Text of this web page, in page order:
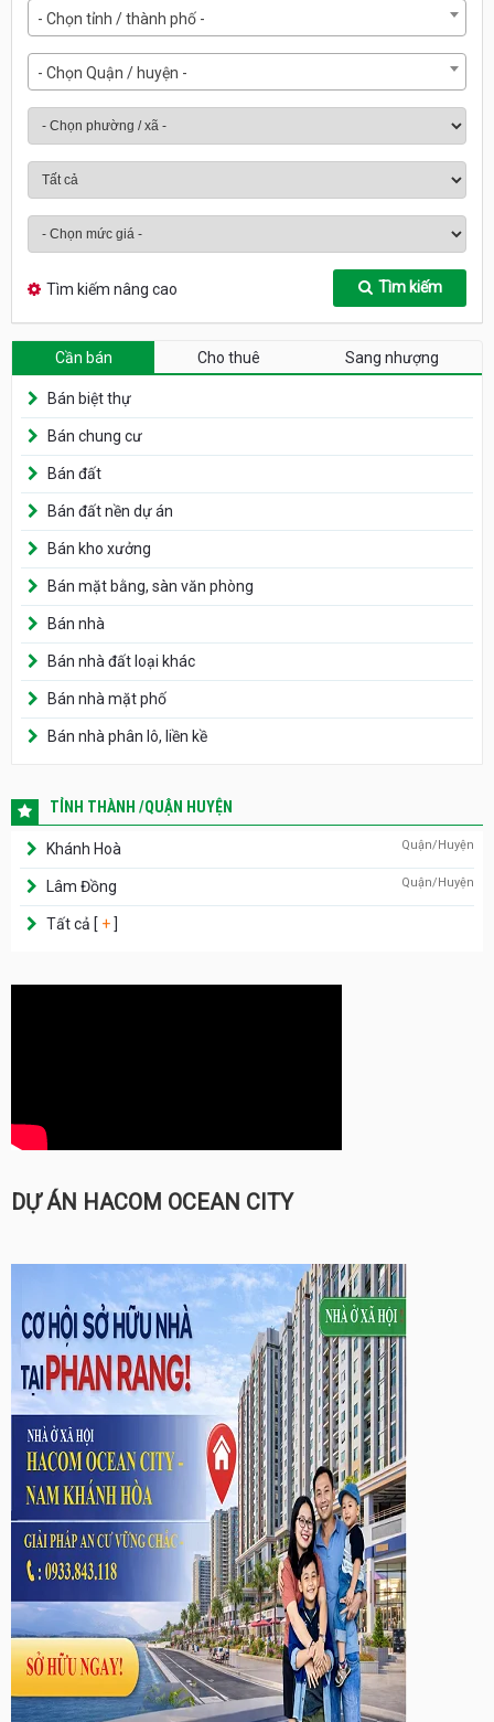
- Chọn tỉnh / thành phố -
- Chọn Quận / huyện -
Tìm kiếm nâng cao Tìm kiếm
Cần bán Cho thuê Sang nhượng
Bán biệt thự
Bán chung cư
Bán đất
Bán đất nền dự án
Bán kho xưởng
Bán mặt bằng, sàn văn phòng
Bán nhà
Bán nhà đất loại khác
Bán nhà mặt phố
Bán nhà phân lô, liền kề
TỈNH THÀNH /QUẬN HUYỆN
Khánh Hoà Quận/Huyện
Lâm Đồng Quận/Huyện
Tất cả [ +]
DỰ ÁN HACOM OCEAN CITY